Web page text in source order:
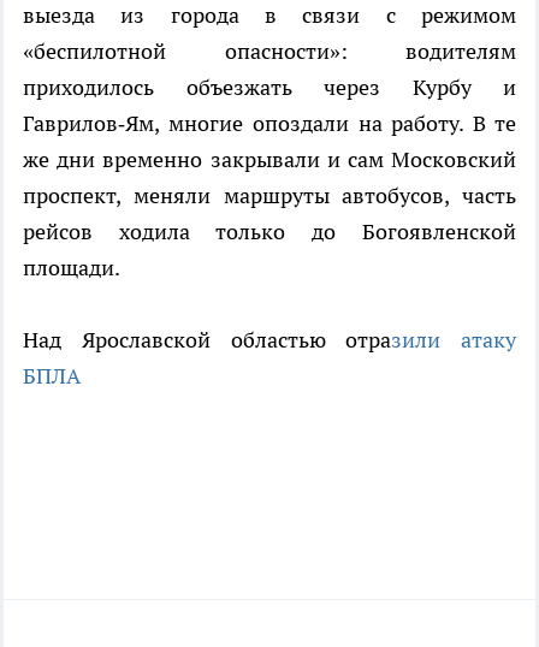
выезда из города в связи с режимом
«беспилотной опасности»: водителям
приходилось объезжать через Курбу и
Гаврилов‑Ям, многие опоздали на работу. В те
же дни временно закрывали и сам Московский
проспект, меняли маршруты автобусов, часть
рейсов ходила только до Богоявленской
площади.
Над Ярославской областью отразили атаку
БПЛА